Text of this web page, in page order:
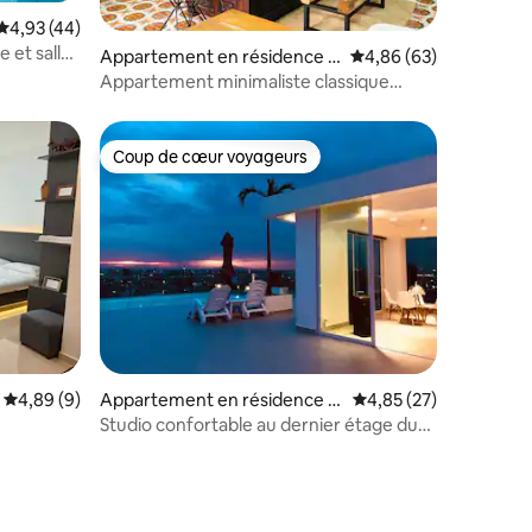
: 4,73 sur 5
moyenne sur la base de 44 commentaires : 4,93 sur 5
4,93 (44)
et salle
Appartement en résidence ⋅
Phnom Penh
Évaluation moyenne
4,86 (63)
Appartement minimaliste classique
Évaluation moyenne sur la base de 9 commentaires : 4,89 sur 5
4,89 (9)
Coup de cœur voyageurs
Coup de cœur voyageurs
Appartement en résidence ⋅
Phnom Penh
Évaluation moyenne
4,85 (27)
Studio confortable au dernier étage du